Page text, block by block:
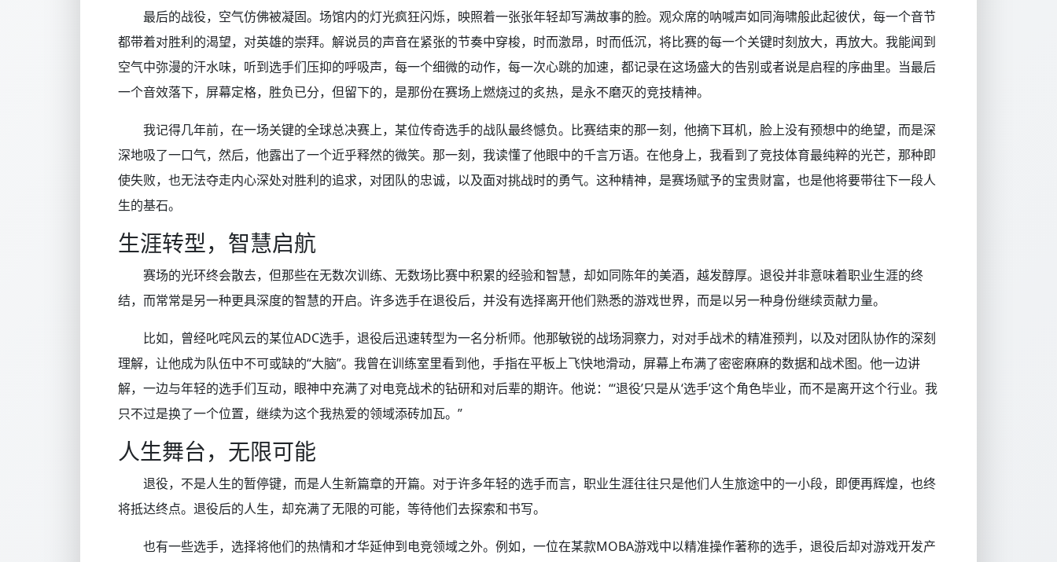
最后的战役，空气仿佛被凝固。场馆内的灯光疯狂闪烁，映照着一张张年轻却写满故事的脸。观众席的呐喊声如同海啸般此起彼伏，每一个音节
都带着对胜利的渴望，对英雄的崇拜。解说员的声音在紧张的节奏中穿梭，时而激昂，时而低沉，将比赛的每一个关键时刻放大，再放大。我能闻到
空气中弥漫的汗水味，听到选手们压抑的呼吸声，每一个细微的动作，每一次心跳的加速，都记录在这场盛大的告别或者说是启程的序曲里。当最后
一个音效落下，屏幕定格，胜负已分，但留下的，是那份在赛场上燃烧过的炙热，是永不磨灭的竞技精神。
我记得几年前，在一场关键的全球总决赛上，某位传奇选手的战队最终憾负。比赛结束的那一刻，他摘下耳机，脸上没有预想中的绝望，而是深
深地吸了一口气，然后，他露出了一个近乎释然的微笑。那一刻，我读懂了他眼中的千言万语。在他身上，我看到了竞技体育最纯粹的光芒，那种即
使失败，也无法夺走内心深处对胜利的追求，对团队的忠诚，以及面对挑战时的勇气。这种精神，是赛场赋予的宝贵财富，也是他将要带往下一段人
生的基石。
生涯转型，智慧启航
赛场的光环终会散去，但那些在无数次训练、无数场比赛中积累的经验和智慧，却如同陈年的美酒，越发醇厚。退役并非意味着职业生涯的终
结，而常常是另一种更具深度的智慧的开启。许多选手在退役后，并没有选择离开他们熟悉的游戏世界，而是以另一种身份继续贡献力量。
比如，曾经叱咤风云的某位ADC选手，退役后迅速转型为一名分析师。他那敏锐的战场洞察力，对对手战术的精准预判，以及对团队协作的深刻
理解，让他成为队伍中不可或缺的“大脑”。我曾在训练室里看到他，手指在平板上飞快地滑动，屏幕上布满了密密麻麻的数据和战术图。他一边讲
解，一边与年轻的选手们互动，眼神中充满了对电竞战术的钻研和对后辈的期许。他说：“‘退役’只是从‘选手’这个角色毕业，而不是离开这个行业。我
只不过是换了一个位置，继续为这个我热爱的领域添砖加瓦。”
人生舞台，无限可能
退役，不是人生的暂停键，而是人生新篇章的开篇。对于许多年轻的选手而言，职业生涯往往只是他们人生旅途中的一小段，即便再辉煌，也终
将抵达终点。退役后的人生，却充满了无限的可能，等待他们去探索和书写。
也有一些选手，选择将他们的热情和才华延伸到电竞领域之外。例如，一位在某款MOBA游戏中以精准操作著称的选手，退役后却对游戏开发产